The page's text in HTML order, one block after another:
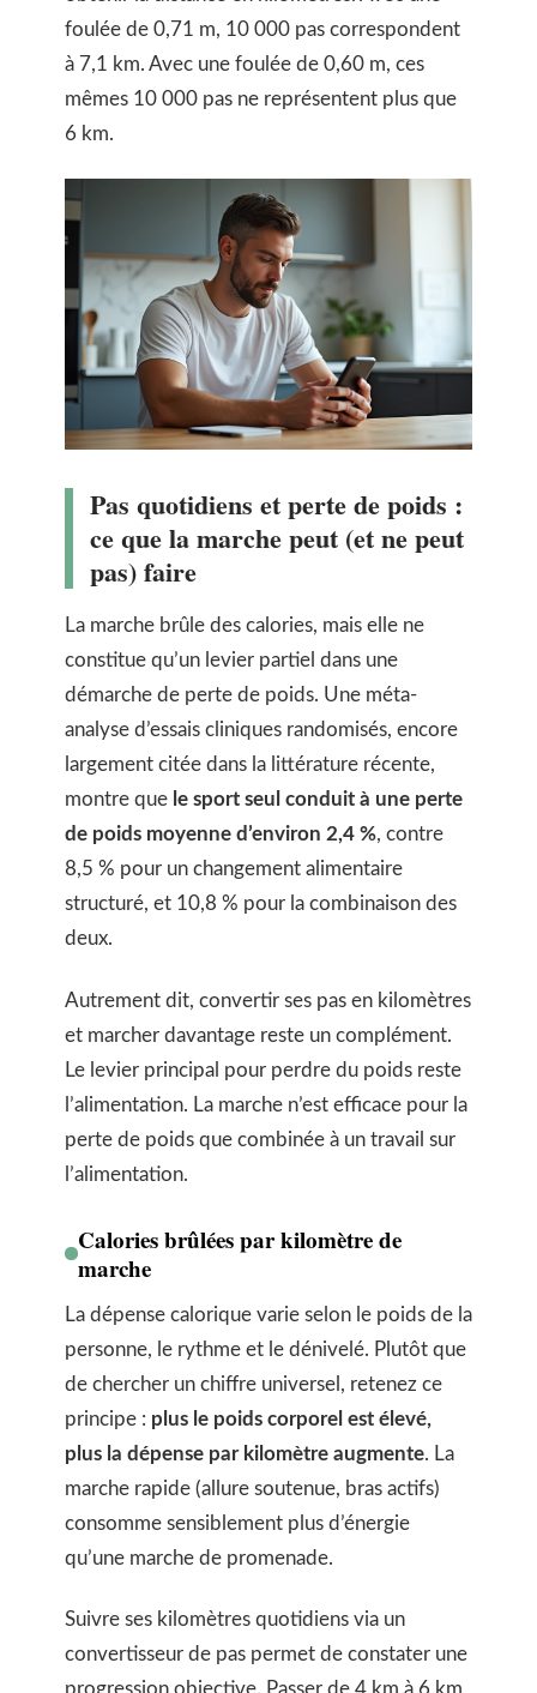
foulée de 0,71 m, 10 000 pas correspondent
à 7,1 km. Avec une foulée de 0,60 m, ces
mêmes 10 000 pas ne représentent plus que
6 km.
Pas quotidiens et perte de poids :
ce que la marche peut (et ne peut
pas) faire
La marche brûle des calories, mais elle ne
constitue qu’un levier partiel dans une
démarche de perte de poids. Une méta-
analyse d’essais cliniques randomisés, encore
largement citée dans la littérature récente,
montre que le sport seul conduit à une perte
de poids moyenne d’environ 2,4 %, contre
8,5 % pour un changement alimentaire
structuré, et 10,8 % pour la combinaison des
deux.
Autrement dit, convertir ses pas en kilomètres
et marcher davantage reste un complément.
Le levier principal pour perdre du poids reste
l’alimentation. La marche n’est efficace pour la
perte de poids que combinée à un travail sur
l’alimentation.
Calories brûlées par kilomètre de
marche
La dépense calorique varie selon le poids de la
personne, le rythme et le dénivelé. Plutôt que
de chercher un chiffre universel, retenez ce
principe : plus le poids corporel est élevé,
plus la dépense par kilomètre augmente. La
marche rapide (allure soutenue, bras actifs)
consomme sensiblement plus d’énergie
qu’une marche de promenade.
Suivre ses kilomètres quotidiens via un
convertisseur de pas permet de constater une